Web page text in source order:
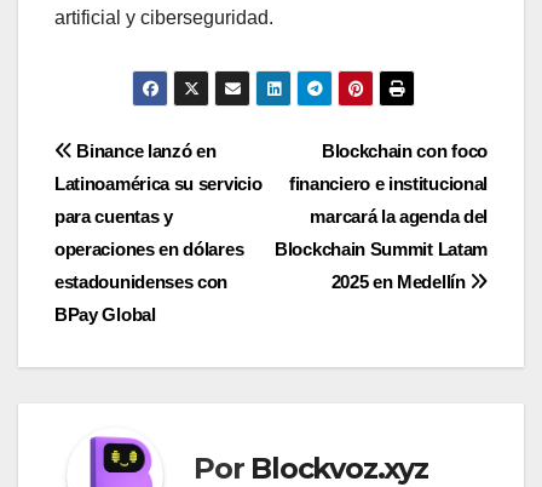
artificial y ciberseguridad.
Navegación
de
entradas
Blockchain con foco
financiero e institucional
marcará la agenda del
Blockchain Summit Latam
2025 en Medellín
Binance lanzó en
Latinoamérica su servicio
para cuentas y
operaciones en dólares
estadounidenses con
BPay Global
Por Blockvoz.xyz